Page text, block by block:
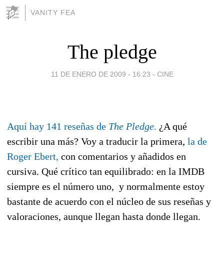
VANITY FEA
The pledge
11 DE ENERO DE 2009 - 16:23 - CINE
Aquí hay 141 reseñas de The Pledge. ¿A qué
escribir una más? Voy a traducir la primera, la de
Roger Ebert, con comentarios y añadidos en
cursiva. Qué crítico tan equilibrado: en la IMDB
siempre es el número uno, y normalmente estoy
bastante de acuerdo con el núcleo de sus reseñas y
valoraciones, aunque llegan hasta donde llegan.